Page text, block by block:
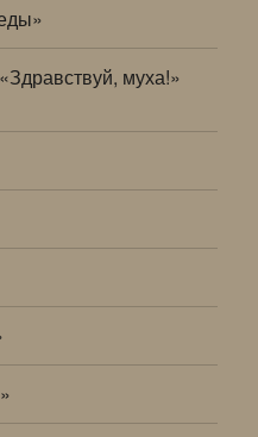
муха!»